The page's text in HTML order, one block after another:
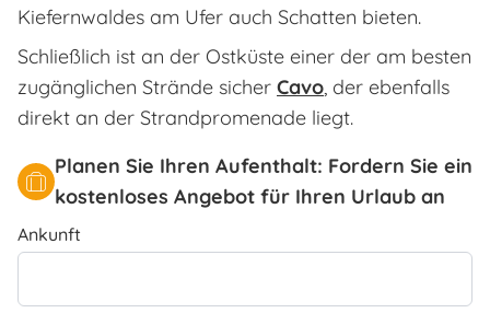
Kiefernwaldes am Ufer auch Schatten bieten.
Schließlich ist an der Ostküste einer der am besten
zugänglichen Strände sicher Cavo, der ebenfalls
direkt an der Strandpromenade liegt.
Planen Sie Ihren Aufenthalt: Fordern Sie ein
kostenloses Angebot für Ihren Urlaub an
Ankunft